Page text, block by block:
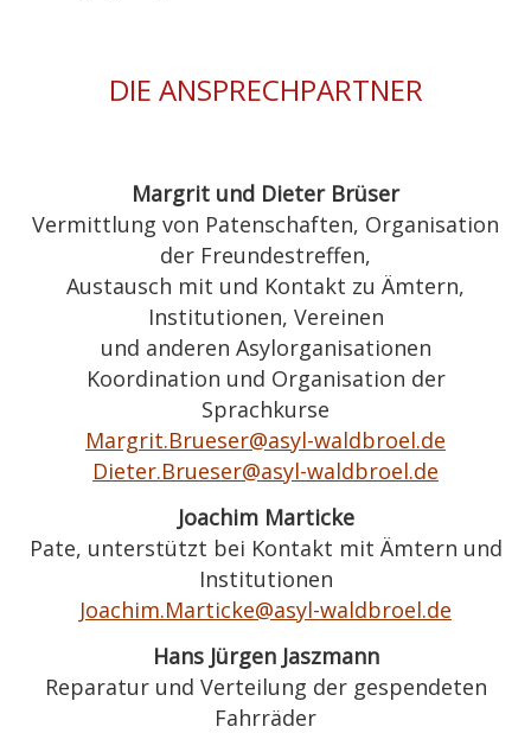
DIE ANSPRECHPARTNER
Margrit und Dieter Brüser
Vermittlung von Patenschaften, Organisation
der Freundestreffen,
Austausch mit und Kontakt zu Ämtern,
Institutionen, Vereinen
und anderen Asylorganisationen
Koordination und Organisation der
Sprachkurse
Margrit.Brueser@asyl-waldbroel.de
Dieter.Brueser@asyl-waldbroel.de
Joachim Marticke
Pate, unterstützt bei Kontakt mit Ämtern und
Institutionen
Joachim.Marticke@asyl-waldbroel.de
Hans Jürgen Jaszmann
Reparatur und Verteilung der gespendeten
Fahrräder